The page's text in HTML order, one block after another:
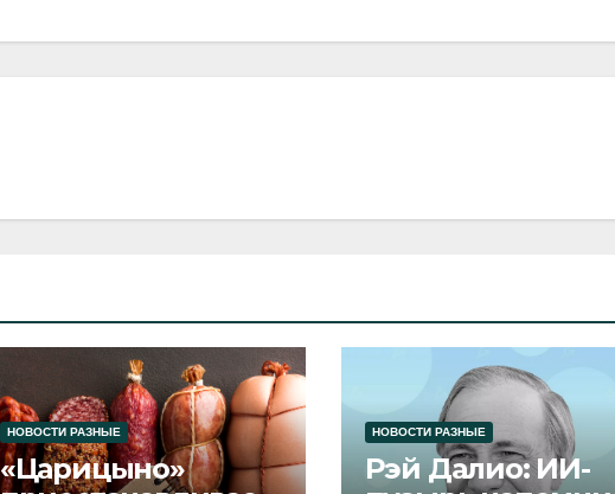
НОВОСТИ РАЗНЫЕ
«Царицыно»
НОВОСТИ РАЗНЫЕ
Рэй Далио: ИИ-